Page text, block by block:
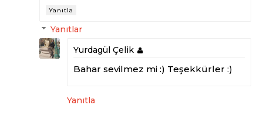
Yanıtla
Yanıtlar
Yurdagül Çelik
Bahar sevilmez mi :) Teşekkürler :)
Yanıtla